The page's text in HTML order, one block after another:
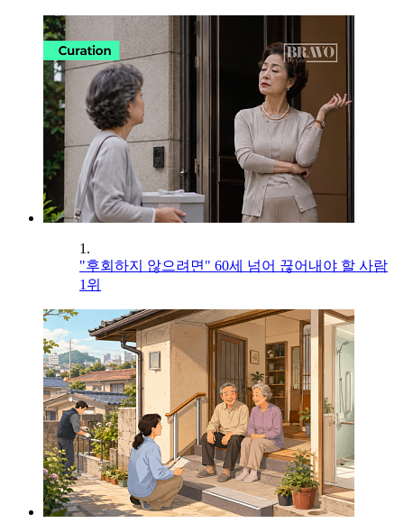
1.
"후회하지 않으려면" 60세 넘어 끊어내야 할 사람
1위